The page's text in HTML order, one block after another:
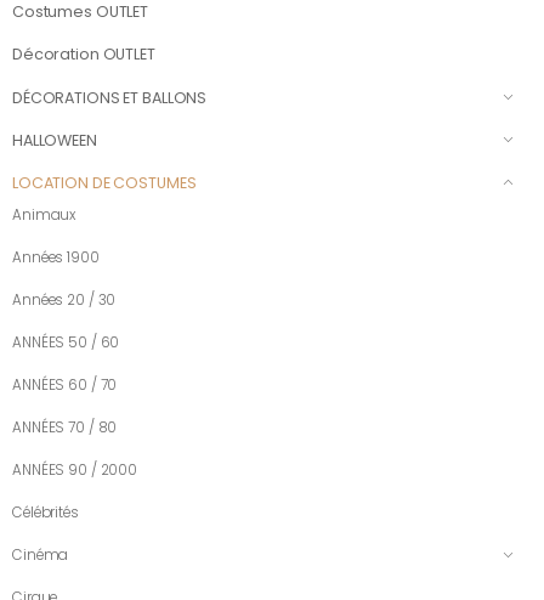
Costumes OUTLET
Décoration OUTLET
DÉCORATIONS ET BALLONS
HALLOWEEN
LOCATION DE COSTUMES
Animaux
Années 1900
Années 20 / 30
ANNÉES 50 / 60
ANNÉES 60 / 70
ANNÉES 70 / 80
ANNÉES 90 / 2000
Célébrités
Cinéma